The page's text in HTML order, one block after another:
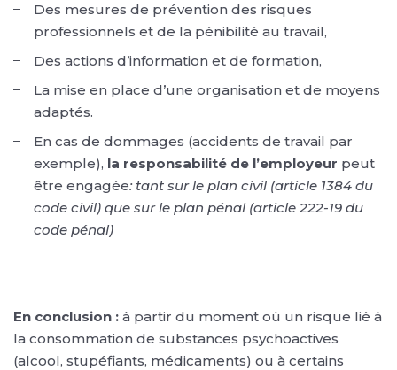
Des mesures de prévention des risques
professionnels et de la pénibilité au travail,
Des actions d’information et de formation,
La mise en place d’une organisation et de moyens
adaptés.
En cas de dommages (accidents de travail par
exemple), la responsabilité de l’employeur peut
être engagée: tant sur le plan civil (article 1384 du
code civil) que sur le plan pénal (article 222-19 du
code pénal)
En conclusion : à partir du moment où un risque lié à
la consommation de substances psychoactives
(alcool, stupéfiants, médicaments) ou à certains